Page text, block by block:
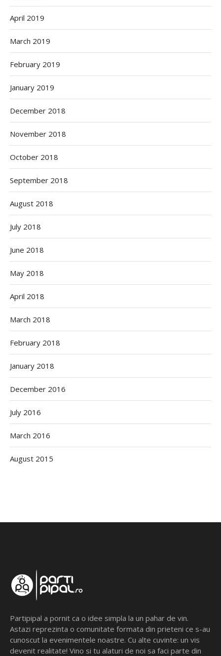
April 2019
March 2019
February 2019
January 2019
December 2018
November 2018
October 2018
September 2018
August 2018
July 2018
June 2018
May 2018
April 2018
March 2018
February 2018
January 2018
December 2016
July 2016
March 2016
August 2015
Partipipal a pornit ca o idee simpla la un pahar de vin.
Astazi reprezinta o comunitate formata din prieteni ce s-au
cunoscut la evenimentele noastre. Cu alte cuvinte: un vis
devenit realitate! Vino si tu alaturi de noi sa faci parte din